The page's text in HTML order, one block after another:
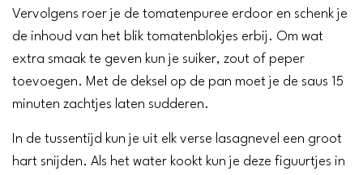
Vervolgens roer je de tomatenpuree erdoor en schenk je
de inhoud van het blik tomatenblokjes erbij. Om wat
extra smaak te geven kun je suiker, zout of peper
toevoegen. Met de deksel op de pan moet je de saus 15
minuten zachtjes laten sudderen.
In de tussentijd kun je uit elk verse lasagnevel een groot
hart snijden. Als het water kookt kun je deze figuurtjes in